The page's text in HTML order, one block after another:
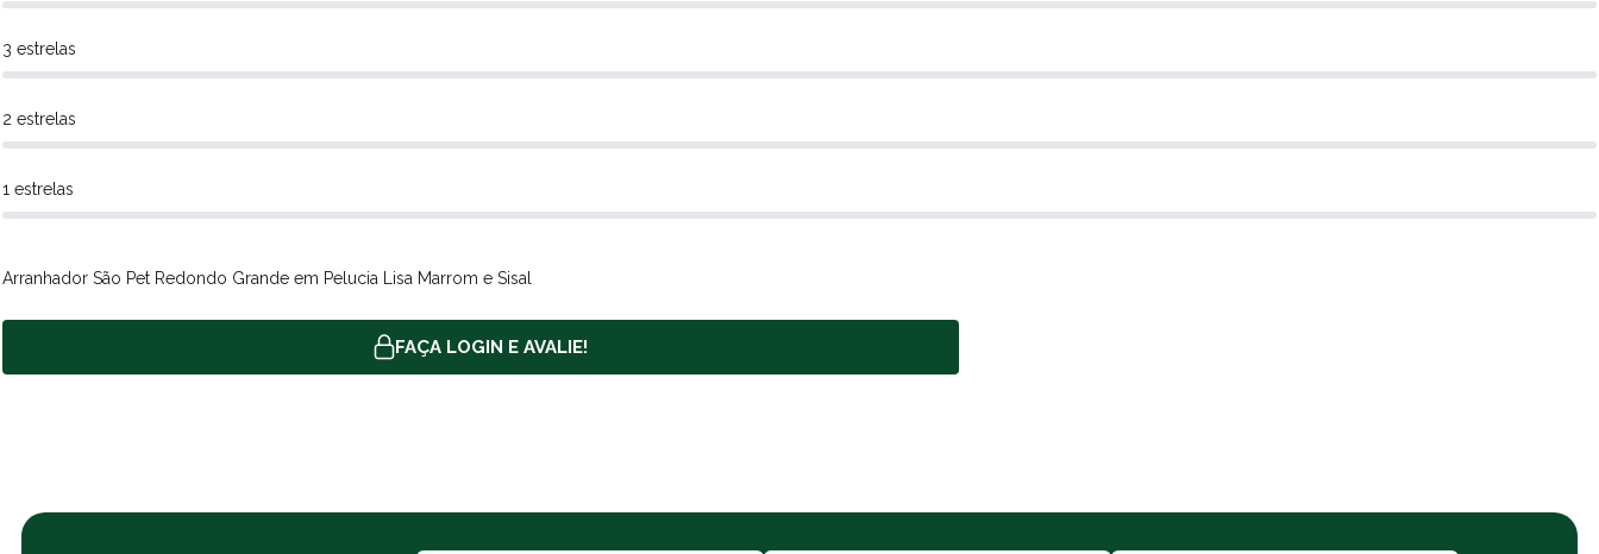
3 estrelas
2 estrelas
1 estrelas
Arranhador São Pet Redondo Grande em Pelucia Lisa Marrom e Sisal
FAÇA LOGIN E AVALIE!